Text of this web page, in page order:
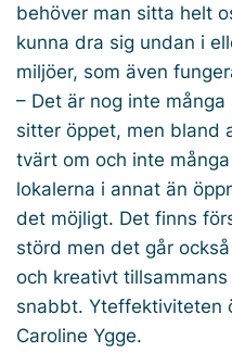
behöver man sitta helt
kunna dra sig undan i
miljöer, som även
– Det är nog inte
sitter öppet, men bland
tvärt om och inte
lokalerna i annat än
det möjligt. Det finns
störd men det går
och kreativt
snabbt. Yteffektiviteten
Caroline Ygge.